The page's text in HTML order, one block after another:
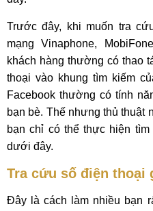
Trước đây, khi muốn tra
mạng Vinaphone,
khách hàng thường có thao
thoại vào khung tìm kiếm
Facebook thường có tính
bạn bè. Thế nhưng thủ thuật
bạn chỉ có thể thực hiện
dưới đây.
Tra cứu số điện thoại
Đây là cách làm nhiều bạn